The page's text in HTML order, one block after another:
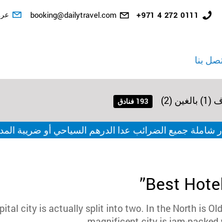
رقم
+971 4 272 0111
البريد
booking@dailytravel.com
بنا
(2) 193 فنادق
شاملة جميع الضرائب عدا الدرهم السياحي أو ضريبة
Best
city is actually split into two. In the North is